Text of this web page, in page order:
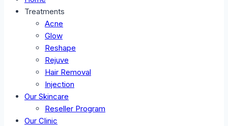
Treatments
Acne
Glow
Reshape
Rejuve
Hair Removal
Injection
Our Skincare
Reseller Program
Our Clinic